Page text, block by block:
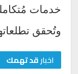
خدمات
وتُحقق
اخبارقد تهمك